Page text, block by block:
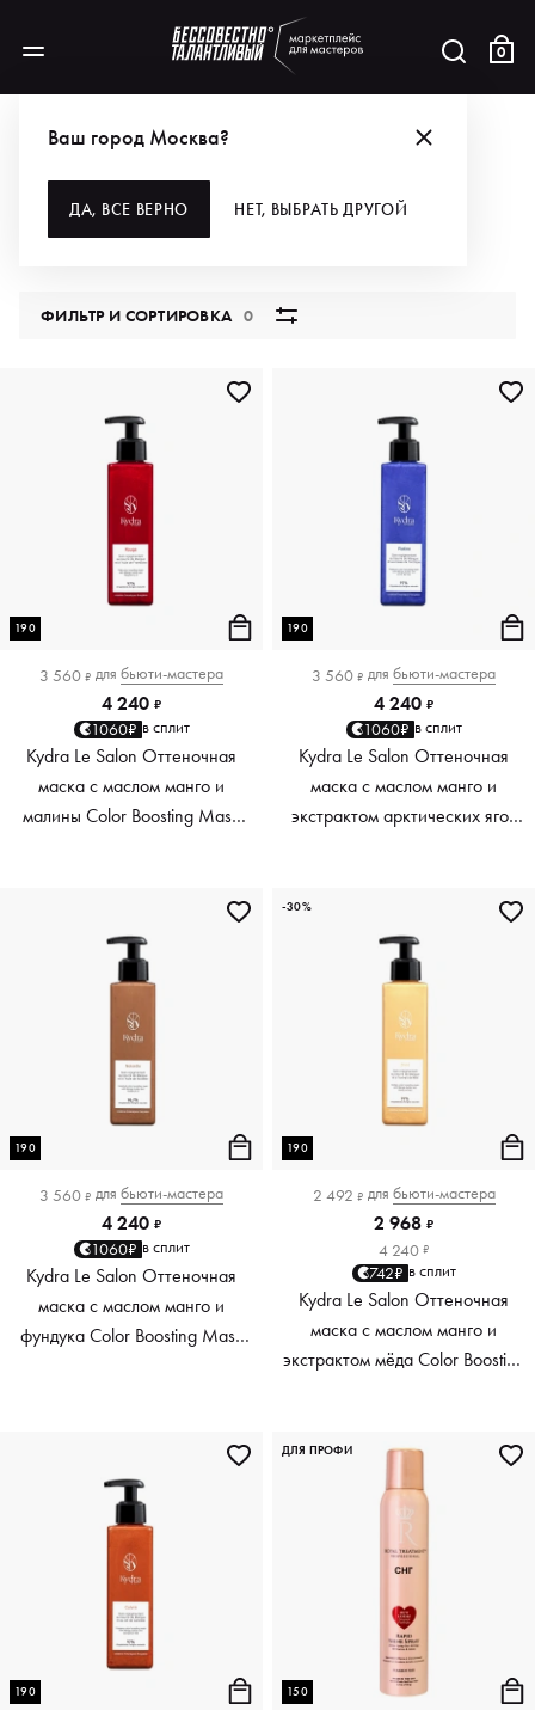
0
Ваш город Москва?
ДА, ВСЕ ВЕРНО НЕТ, ВЫБРАТЬ ДРУГОЙ
ВСЕ КАТЕГОРИИ
ФИЛЬТР И СОРТИРОВКА0
190
3 560 ₽ для бьюти-мастера
4 240 ₽
1060₽ в сплит
Kydra Le Salon Оттеночная
маска с маслом манго и
малины Color Boosting Mask
190
3 560 ₽ для бьюти-мастера
4 240 ₽
1060₽ в сплит
Kydra Le Salon Оттеночная
маска с маслом манго и
экстрактом арктических ягод
190
3 560 ₽ для бьюти-мастера
4 240 ₽
1060₽ в сплит
Kydra Le Salon Оттеночная
маска с маслом манго и
фундука Color Boosting Mask
190
2 492 ₽ для бьюти-мастера
2 968 ₽
4 240 ₽
742₽ в сплит
Kydra Le Salon Оттеночная
маска с маслом манго и
экстрактом мёда Color Boosting
-30%
190 150
ДЛЯ ПРОФИ